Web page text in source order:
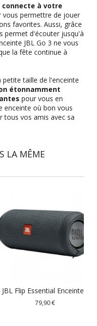
connecte à votre
permettre de jouer
favorites. Aussi, grâce
permet d'écouter jusqu'à
JBL Go 3 ne vous
la fête continue à
petite taille de l'enceinte
étonnamment
pour vous en
enceinte où bon vous
tous vos amis avec sa
LA MÊME
JBL Flip Essential Enceinte...
79,90 €